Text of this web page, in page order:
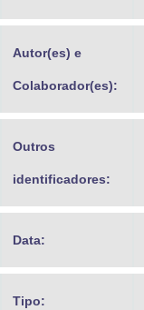
Advocacia-Geral da União
Banco Central do Brasil
Autor(es) e
Colaborador(es):
Outros
identificadores:
Data:
Tipo: